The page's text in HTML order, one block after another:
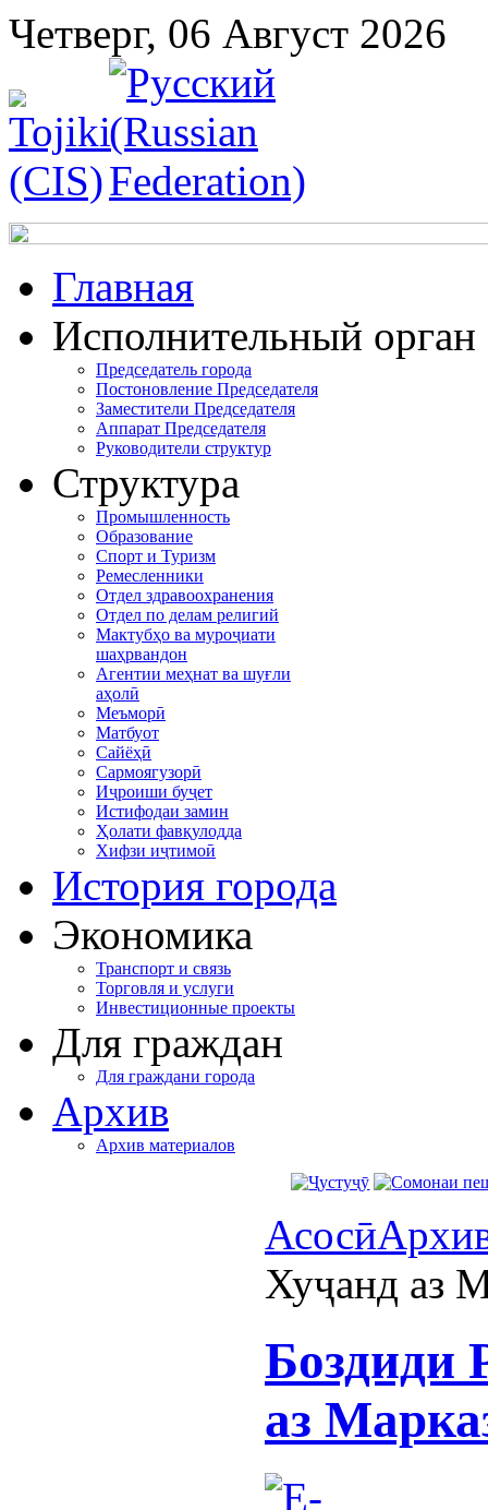
Четверг, 06 Август 2026
Главная
Исполнительный орган
Председатель города
Постоновление Председателя
Заместители Председателя
Аппарат Председателя
Руководители структур
Структура
Промышленность
Образование
Спорт и Туризм
Ремесленники
Отдел здравоохранения
Отдел по делам религий
Мактубҳо ва муроҷиати
шаҳрвандон
Агентии меҳнат ва шуғли
аҳолӣ
Меъморӣ
Матбуот
Сайёҳӣ
Сармоягузорӣ
Иҷроиши буҷет
Истифодаи замин
Ҳолати фавқулодда
Хифзи иҷтимоӣ
История города
Экономика
Транспорт и связь
Торговля и услуги
Инвестиционные проекты
Для граждан
Для граждани города
Архив
Архив материалов
Асосӣ
Хуҷанд аз
Боздиди
аз